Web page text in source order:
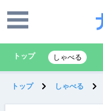
トップ しゃべる
トップ しゃべる